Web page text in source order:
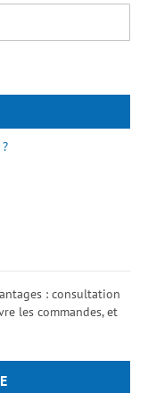
: consultation
les commandes, et